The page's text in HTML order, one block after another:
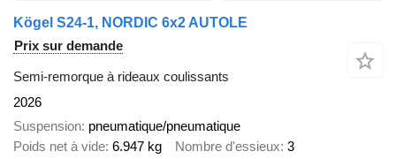
Kögel S24-1, NORDIC 6x2 AUTOLE
Prix sur demande
Semi-remorque à rideaux coulissants
2026
Suspension pneumatique/pneumatique
Poids net à vide 6.947 kg Nombre d'essieux 3